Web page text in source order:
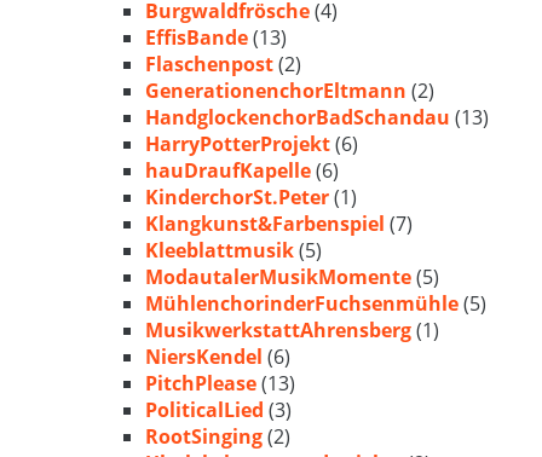
Burgwaldfrösche(4)
EffisBande(13)
Flaschenpost(2)
GenerationenchorEltmann (2)
HandglockenchorBadSchandau (13)
HarryPotterProjekt(6)
hauDraufKapelle(6)
KinderchorSt.Peter(1)
Klangkunst&Farbenspiel (7)
Kleeblattmusik(5)
ModautalerMusikMomente(5)
MühlenchorinderFuchsenmühle(5)
MusikwerkstattAhrensberg(1)
NiersKendel (6)
PitchPlease(13)
PoliticalLied (3)
RootSinging(2)